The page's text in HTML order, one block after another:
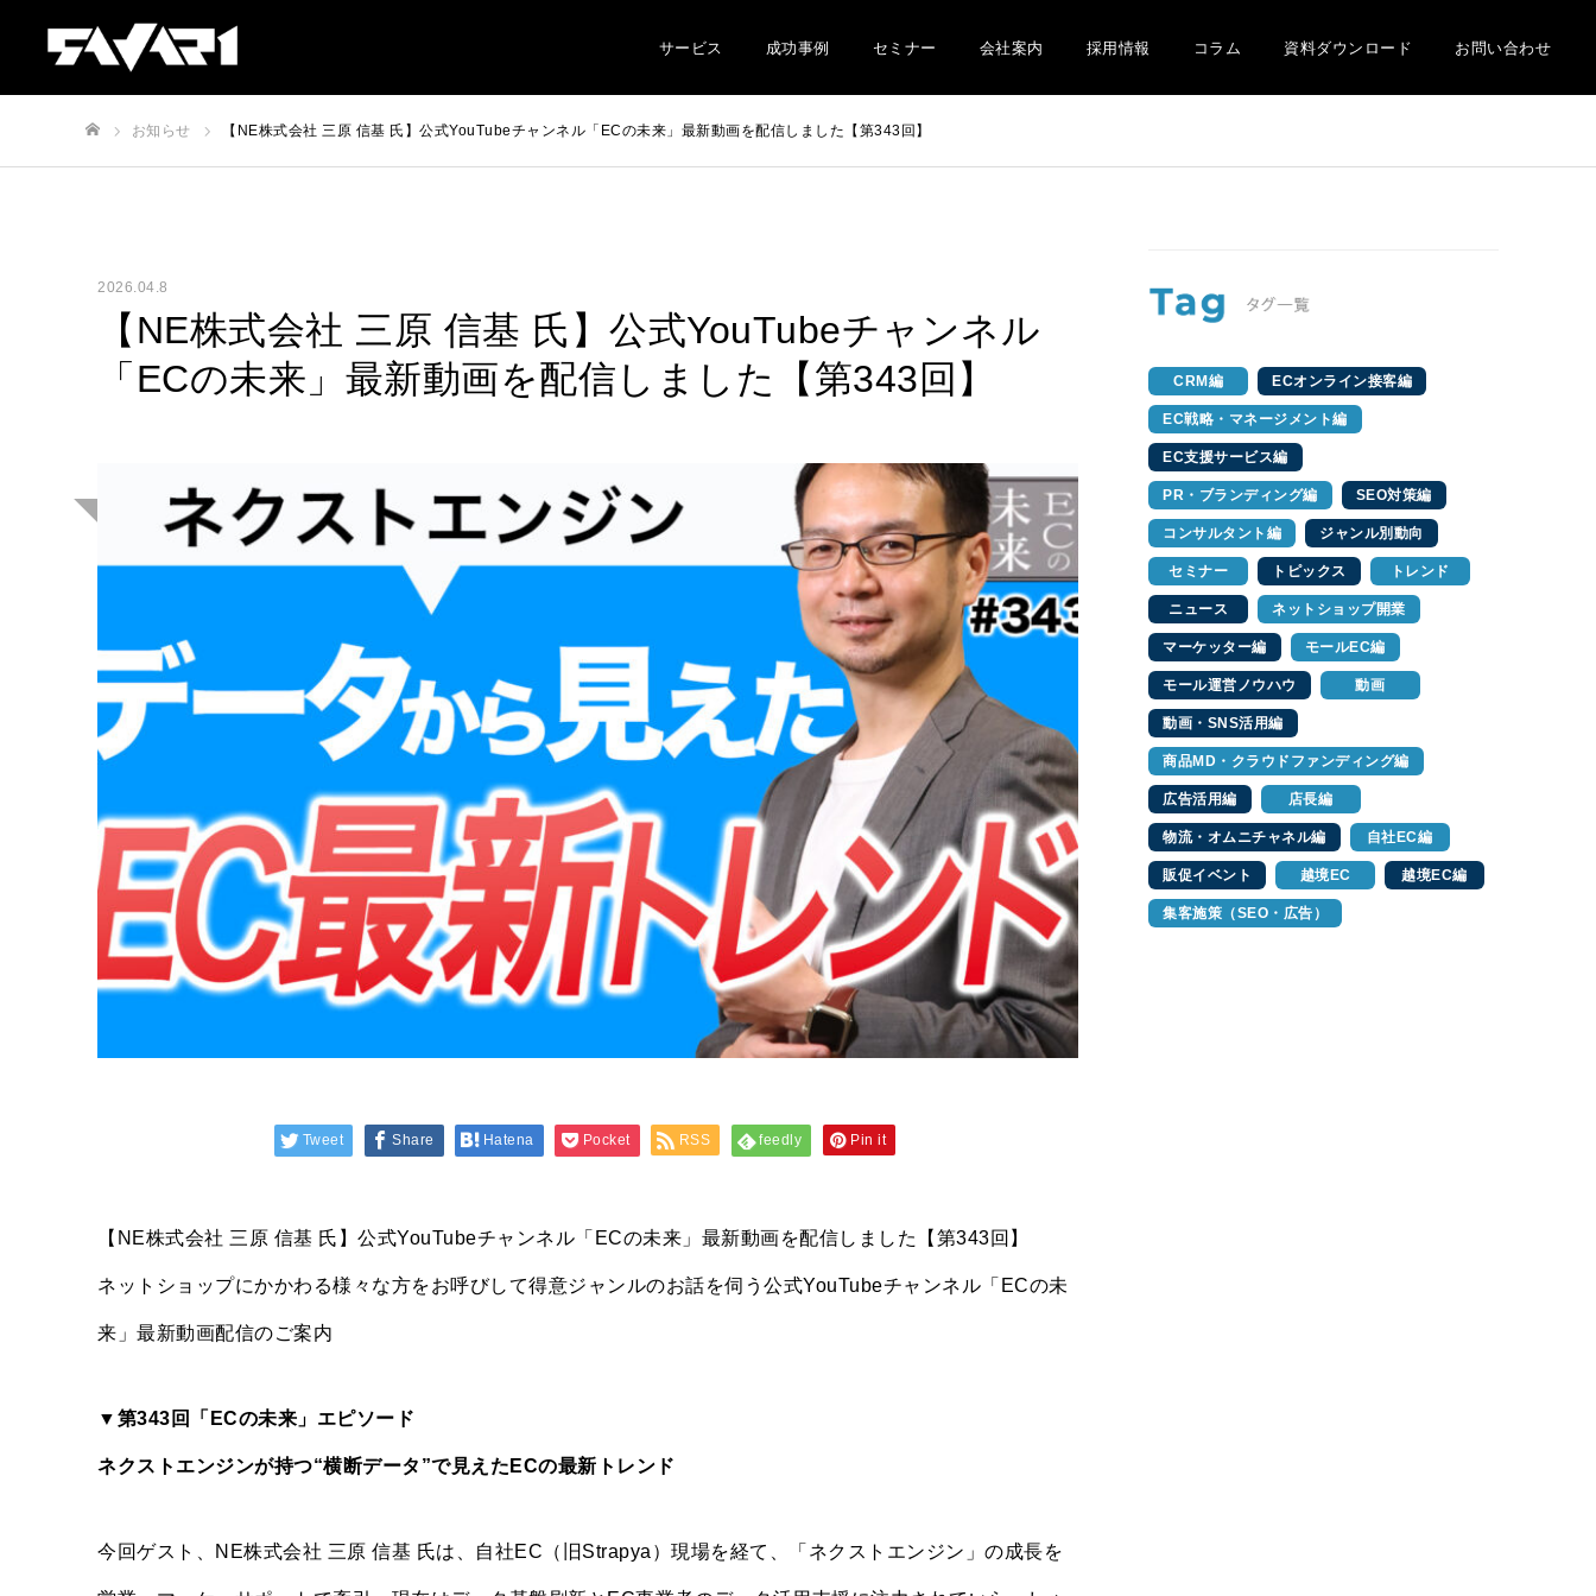
サービス 成功事例 セミナー 会社案内 採用情報 コラム 資料ダウンロード お問い合わせ
お知らせ 【NE株式会社 三原 信基 氏】公式YouTubeチャンネル「ECの未来」最新動画を配信しました【第343回】
2026.04.8
【NE株式会社 三原 信基 氏】公式YouTubeチャンネル
「ECの未来」最新動画を配信しました【第343回】
Tweet Share Hatena Pocket RSS feedly Pin it
【NE株式会社 三原 信基 氏】公式YouTubeチャンネル「ECの未来」最新動画を配信しました【第343回】
ネットショップにかかわる様々な方をお呼びして得意ジャンルのお話を伺う公式YouTubeチャンネル「ECの未
来」最新動画配信のご案内
▼第343回「ECの未来」エピソード
ネクストエンジンが持つ“横断データ”で見えたECの最新トレンド
今回ゲスト、NE株式会社 三原 信基 氏は、自社EC（旧Strapya）現場を経て、「ネクストエンジン」の成長を
CRM編 ECオンライン接客編
EC戦略・マネージメント編
EC支援サービス編
PR・ブランディング編 SEO対策編
コンサルタント編 ジャンル別動向
セミナー トピックス トレンド
ニュース ネットショップ開業
マーケッター編 モールEC編
モール運営ノウハウ 動画
動画・SNS活用編
商品MD・クラウドファンディング編
広告活用編 店長編
物流・オムニチャネル編 自社EC編
販促イベント 越境EC 越境EC編
集客施策（SEO・広告）